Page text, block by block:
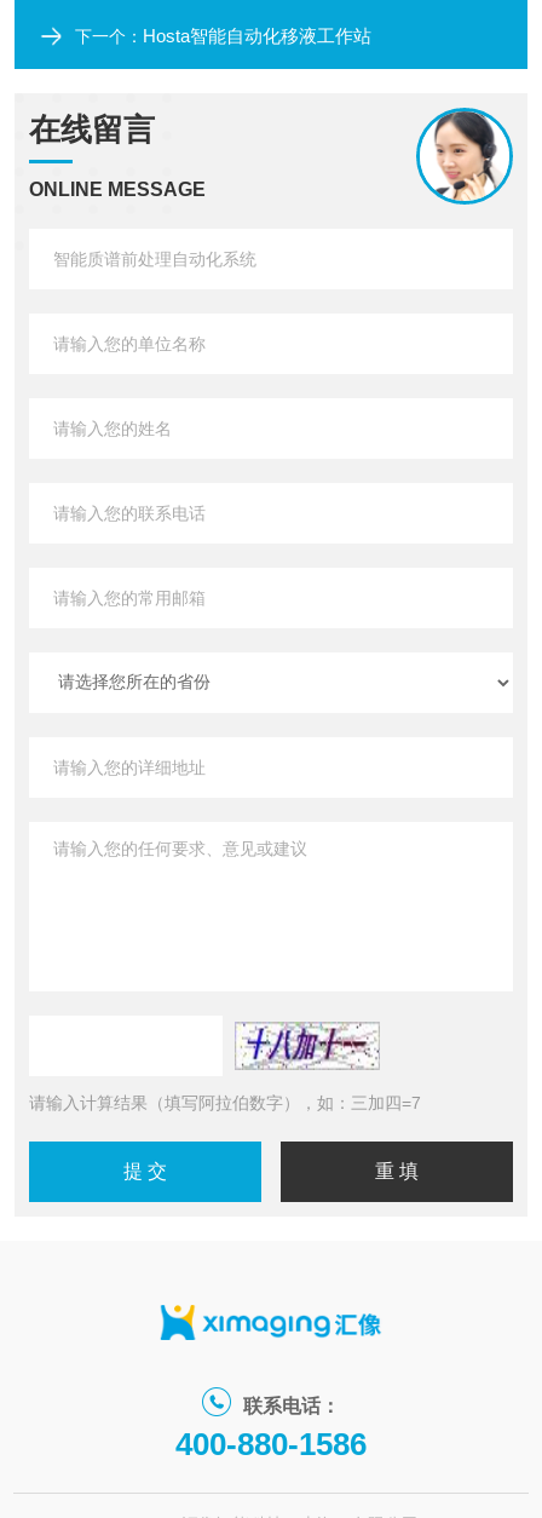
下一个： Hosta智能自动化移液工作站
在线留言
ONLINE MESSAGE
请输入计算结果（填写阿拉伯数字），如：三加四=7
联系电话：
400-880-1586